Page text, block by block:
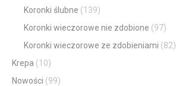
Koronki ślubne (139)
Koronki wieczorowe nie zdobione (97)
Koronki wieczorowe ze zdobieniami (82)
Krepa (10)
Nowości (99)